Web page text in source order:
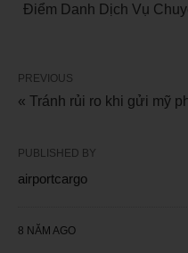
Điểm Danh Dịch Vụ
PREVIOUS
« Tránh rủi ro khi gửi mỹ
PUBLISHED BY
airportcargo
8 NĂM AGO